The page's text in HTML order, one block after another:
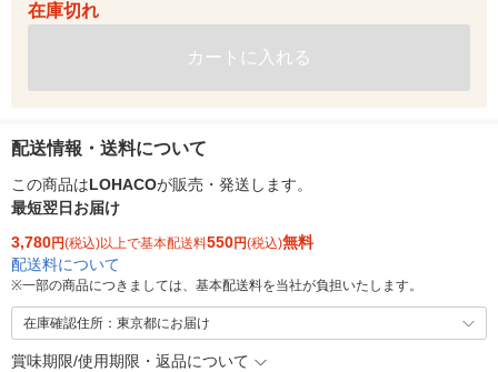
在庫切れ
カートに入れる
配送情報・送料について
この商品はLOHACOが販売・発送します。
最短翌日お届け
3,780円(税込)以上で基本配送料550円(税込)無料
配送料について
※一部の商品につきましては、基本配送料を当社が負担いたします。
在庫確認住所：東京都にお届け
賞味期限/使用期限・返品について